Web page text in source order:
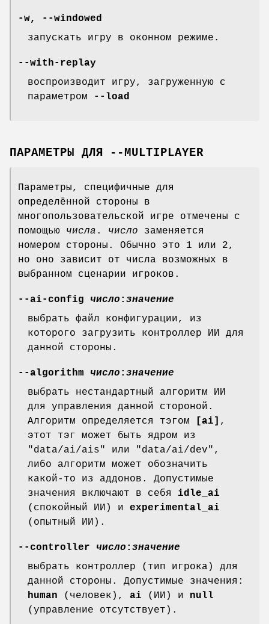
-w, --windowed
запускать игру в оконном режиме.
--with-replay
воспроизводит игру, загруженную с
параметром
--load
ПАРАМЕТРЫ ДЛЯ --MULTIPLAYER
Параметры, специфичные для
определённой стороны в
многопользовательской игре отмечены с
помощью числа . число заменяется
номером стороны. Обычно это 1 или 2,
но оно зависит от числа возможных в
выбранном сценарии игроков.
--ai-config число : значение
выбрать файл конфигурации, из
которого загрузить контроллер ИИ для
данной стороны.
--algorithm число : значение
выбрать нестандартный алгоритм ИИ
для управления данной стороной.
Алгоритм определяется тэгом
[ai] ,
этот тэг может быть ядром из
"data/ai/ais" или "data/ai/dev",
либо алгоритм может обозначить
какой-то из аддонов. Допустимые
значения включают в себя idle_ai
(спокойный ИИ) и experimental_ai
(опытный ИИ).
--controller число : значение
выбрать контроллер (тип игрока) для
данной стороны. Допустимые значения:
human (человек), ai (ИИ) и null
(управление отсутствует).